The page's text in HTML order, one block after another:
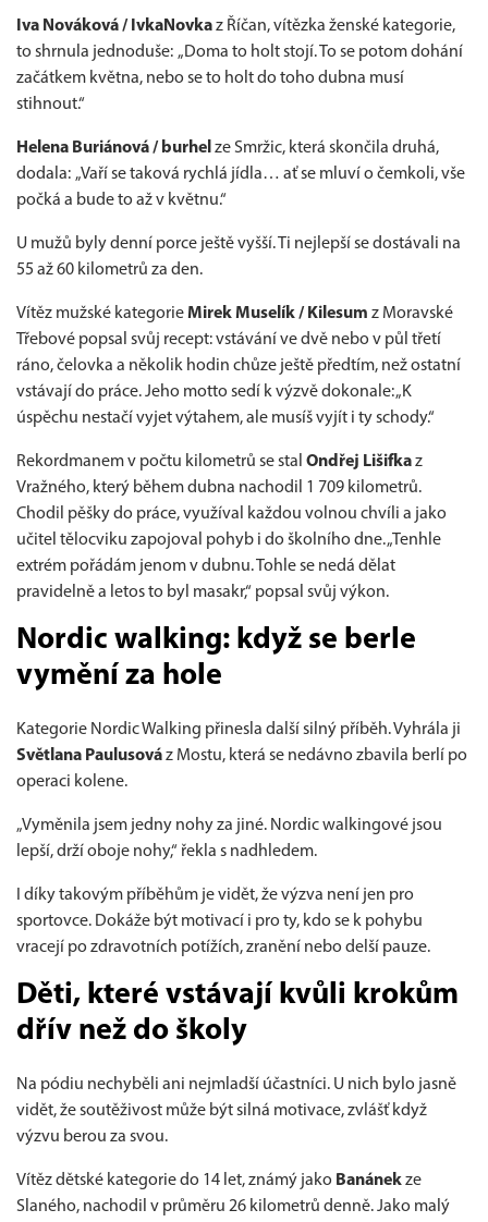
Iva Nováková / IvkaNovkaz Říčan, vítězka ženské kategorie,
to shrnula jednoduše: „Doma to holt stojí. To se potom dohání
začátkem května, nebo se to holt do toho dubna musí
stihnout.“
Helena Buriánová / burhel ze Smržic, která skončila druhá,
dodala: „Vaří se taková rychlá jídla… ať se mluví o čemkoli, vše
počká a bude to až v květnu.“
U mužů byly denní porce ještě vyšší. Ti nejlepší se dostávali na
55 až 60 kilometrů za den.
Vítěz mužské kategorieMirek Muselík / Kilesum z Moravské
Třebové popsal svůj recept: vstávání ve dvě nebo v půl třetí
ráno, čelovka a několik hodin chůze ještě předtím, než ostatní
vstávají do práce. Jeho motto sedí k výzvě dokonale: „K
úspěchu nestačí vyjet výtahem, ale musíš vyjít i ty schody.“
Rekordmanem v počtu kilometrů se stal Ondřej Lišifkaz
Vražného, který během dubna nachodil 1 709 kilometrů.
Chodil pěšky do práce, využíval každou volnou chvíli a jako
učitel tělocviku zapojoval pohyb i do školního dne. „Tenhle
extrém pořádám jenom v dubnu. Tohle se nedá dělat
pravidelně a letos to byl masakr,“ popsal svůj výkon.
Nordic walking: když se berle
vymění za hole
Kategorie Nordic Walking přinesla další silný příběh. Vyhrála ji
Světlana Paulusováz Mostu, která se nedávno zbavila berlí po
operaci kolene.
„Vyměnila jsem jedny nohy za jiné. Nordic walkingové jsou
lepší, drží oboje nohy,“ řekla s nadhledem.
I díky takovým příběhům je vidět, že výzva není jen pro
sportovce. Dokáže být motivací i pro ty, kdo se k pohybu
vracejí po zdravotních potížích, zranění nebo delší pauze.
Děti, které vstávají kvůli krokům
dřív než do školy
Na pódiu nechyběli ani nejmladší účastníci. U nich bylo jasně
vidět, že soutěživost může být silná motivace, zvlášť když
výzvu berou za svou.
Vítěz dětské kategorie do 14 let, známý jako Banánekze
Slaného, nachodil v průměru 26 kilometrů denně. Jako malý